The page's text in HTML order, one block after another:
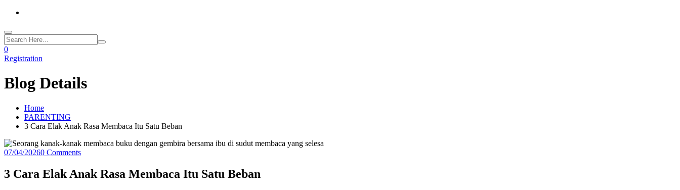
0
Registration
Blog Details
Home
PARENTING
3 Cara Elak Anak Rasa Membaca Itu Satu Beban
07/04/20260 Comments
3 Cara Elak Anak Rasa Membaca Itu Satu Beban